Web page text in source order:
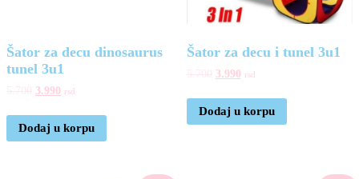
Šator za decu dinosaurus
tunel 3u1
3.990 rsd
Dodaj u korpu
Šator za decu i tunel 3u1
3.990 rsd
Dodaj u korpu